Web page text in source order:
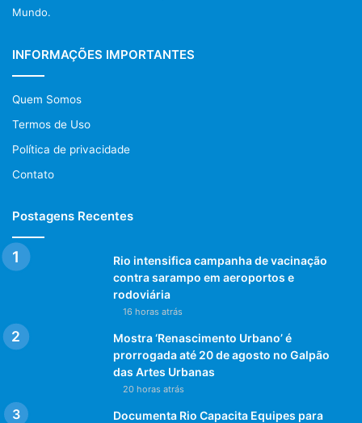
Mundo.
INFORMAÇÕES IMPORTANTES
Quem Somos
Termos de Uso
Política de privacidade
Contato
Postagens Recentes
Rio intensifica campanha de vacinação
contra sarampo em aeroportos e
rodoviária
16 horas atrás
Mostra ‘Renascimento Urbano’ é
prorrogada até 20 de agosto no Galpão
das Artes Urbanas
20 horas atrás
Documenta Rio Capacita Equipes para